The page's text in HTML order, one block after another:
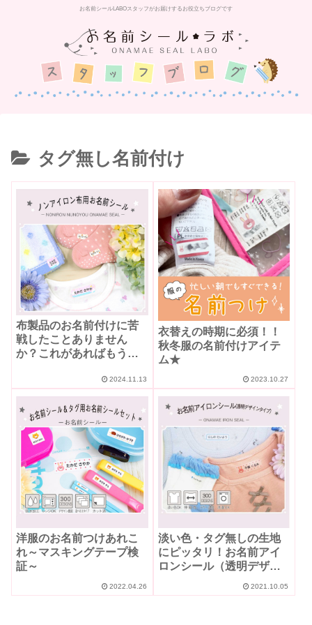
お名前シールLABOスタッフがお届けするお役立ちブログです
タグ無し名前付け
布製品のお名前付けに苦
戦したことありません
か？これがあればもう悩
2024.11.13
衣替えの時期に必須！！
秋冬服の名前付けアイテ
ム★
2023.10.27
洋服のお名前つけあれこ
れ～マスキングテープ検
証～
2022.04.26
淡い色・タグ無しの生地
にピッタリ！お名前アイ
ロンシール（透明デザイ
2021.10.05